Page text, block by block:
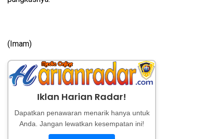
(Imam)
Iklan Harian Radar!
Dapatkan penawaran menarik hanya untuk
Anda. Jangan lewatkan kesempatan ini!